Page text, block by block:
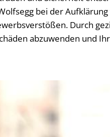
bei der
Durch
abzuwenden und